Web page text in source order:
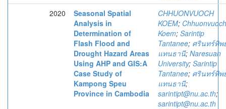
2020
Seasonal Spatial
Analysis in
Determination of
Flash Flood and
Drought Hazard Areas
Using AHP and GIS:A
Case Study of
Kampong Speu
Province in Cambodia
CHHUONVUOCH
KOEM; Chhuonvuoch
Koem; Sarintip
Tantanee; ศรินทร์ทิพ
แทนธานี; Naresuan
University; Sarintip
Tantanee; ศรินทร์ทิพ
แทนธานี;
sarintipt@nu.ac.th;
sarintipt@nu.ac.th